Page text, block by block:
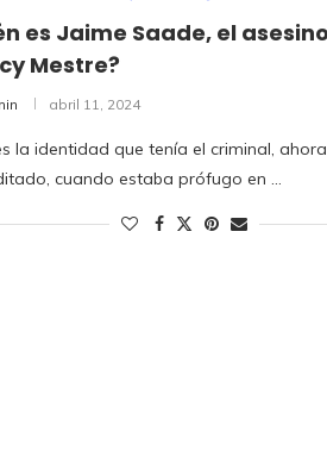
es Jaime Saade, el
Mestre?
abril 11, 2024
la identidad que tenía el criminal, ahora
cuando estaba prófugo en …